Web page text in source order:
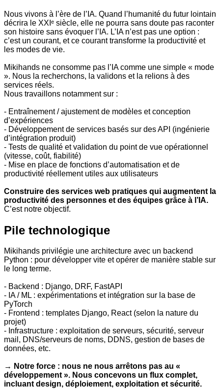
Nous vivons à l’ère de l’IA. Quand l’humanité du futur lointain
décrira le XXIᵉ siècle, elle ne pourra sans doute pas raconter
son histoire sans évoquer l’IA. L’IA n’est pas une option :
c’est un courant, et ce courant transforme la productivité et
les modes de vie.
Mikihands ne consomme pas l’IA comme une simple « mode
». Nous la recherchons, la validons et la relions à des
services réels.
Nous travaillons notamment sur :
- Entraînement / ajustement de modèles et conception
d’expériences
- Développement de services basés sur des API (ingénierie
d’intégration produit)
- Tests de qualité et validation du point de vue opérationnel
(vitesse, coût, fiabilité)
- Mise en place de fonctions d’automatisation et de
productivité réellement utiles aux utilisateurs
Construire des services web pratiques qui augmentent la
productivité des personnes et des équipes grâce à l’IA.
C’est notre objectif.
Pile technologique
Mikihands privilégie une architecture avec un backend
Python : pour développer vite et opérer de manière stable sur
le long terme.
- Backend : Django, DRF, FastAPI
- IA / ML : expérimentations et intégration sur la base de
PyTorch
- Frontend : templates Django, React (selon la nature du
projet)
- Infrastructure : exploitation de serveurs, sécurité, serveur
mail, DNS/serveurs de noms, DDNS, gestion de bases de
données, etc.
→ Notre force : nous ne nous arrêtons pas au «
développement ». Nous concevons un flux complet,
incluant design, déploiement, exploitation et sécurité.